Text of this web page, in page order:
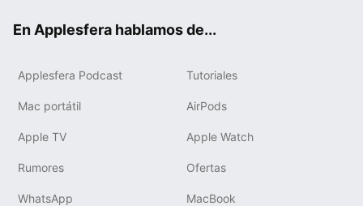
En Applesfera hablamos de...
Applesfera Podcast Tutoriales
Mac portátil AirPods
Apple TV Apple Watch
Rumores Ofertas
WhatsApp MacBook